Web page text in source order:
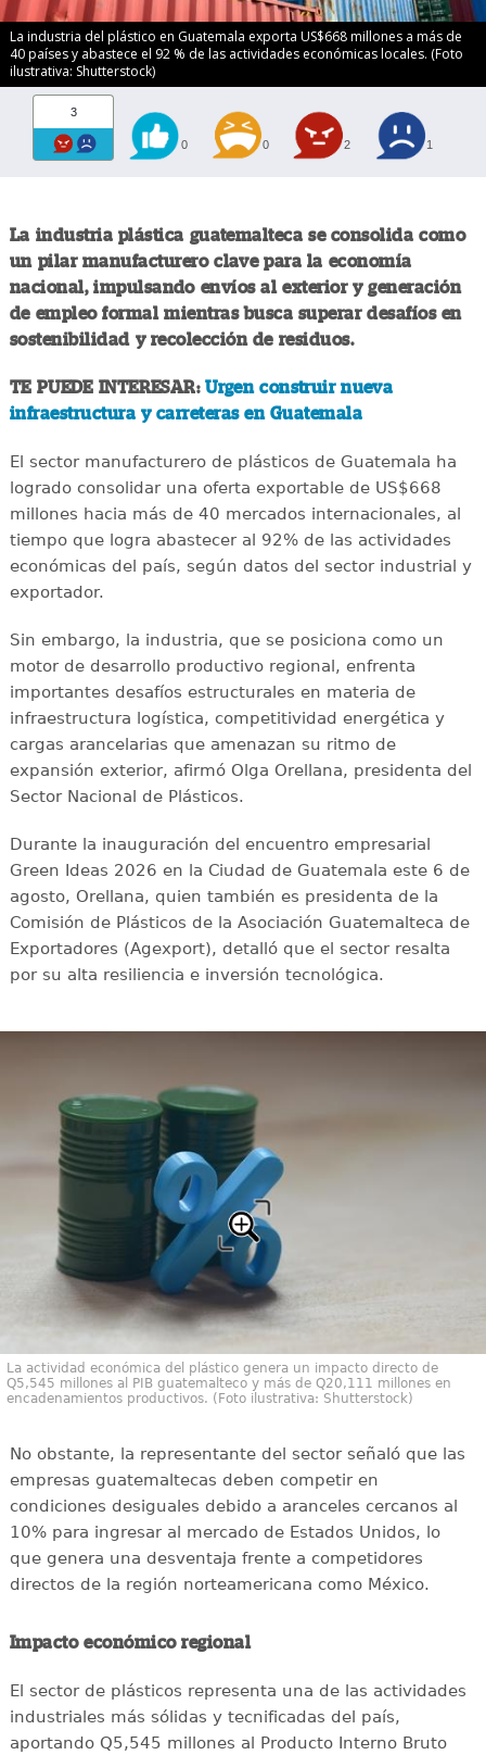
La industria del plástico en Guatemala exporta US$668 millones a más de
40 países y abastece el 92 % de las actividades económicas locales. (Foto
ilustrativa: Shutterstock)
3
0 0 2 1
La industria plástica guatemalteca se consolida como
un pilar manufacturero clave para la economía
nacional, impulsando envíos al exterior y generación
de empleo formal mientras busca superar desafíos en
sostenibilidad y recolección de residuos.
TE PUEDE INTERESAR:Urgen construir nueva
infraestructura y carreteras en Guatemala
El sector manufacturero de plásticos de Guatemala ha
logrado consolidar una oferta exportable de US$668
millones hacia más de 40 mercados internacionales, al
tiempo que logra abastecer al 92% de las actividades
económicas del país, según datos del sector industrial y
exportador.
Sin embargo, la industria, que se posiciona como un
motor de desarrollo productivo regional, enfrenta
importantes desafíos estructurales en materia de
infraestructura logística, competitividad energética y
cargas arancelarias que amenazan su ritmo de
expansión exterior, afirmó Olga Orellana, presidenta del
Sector Nacional de Plásticos.
Durante la inauguración del encuentro empresarial
Green Ideas 2026 en la Ciudad de Guatemala este 6 de
agosto, Orellana, quien también es presidenta de la
Comisión de Plásticos de la Asociación Guatemalteca de
Exportadores (Agexport), detalló que el sector resalta
por su alta resiliencia e inversión tecnológica.
La actividad económica del plástico genera un impacto directo de
Q5,545 millones al PIB guatemalteco y más de Q20,111 millones en
encadenamientos productivos. (Foto ilustrativa: Shutterstock)
No obstante, la representante del sector señaló que las
empresas guatemaltecas deben competir en
condiciones desiguales debido a aranceles cercanos al
10% para ingresar al mercado de Estados Unidos, lo
que genera una desventaja frente a competidores
directos de la región norteamericana como México.
Impacto económico regional
El sector de plásticos representa una de las actividades
industriales más sólidas y tecnificadas del país,
aportando Q5,545 millones al Producto Interno Bruto